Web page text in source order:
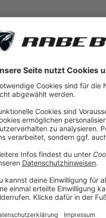
genießt. Du
Wie herkömmliche Bikes
Pedelec-Modelle an.
genießt. Du
Wie herkömmliche Bikes
Pedelec-Modelle an.